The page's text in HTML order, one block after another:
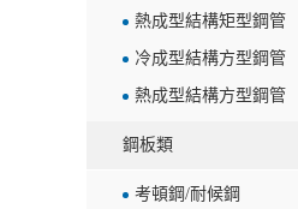
熱成型結構矩型鋼管
冷成型結構方型鋼管
熱成型結構方型鋼管
鋼板類
考頓鋼/耐候鋼